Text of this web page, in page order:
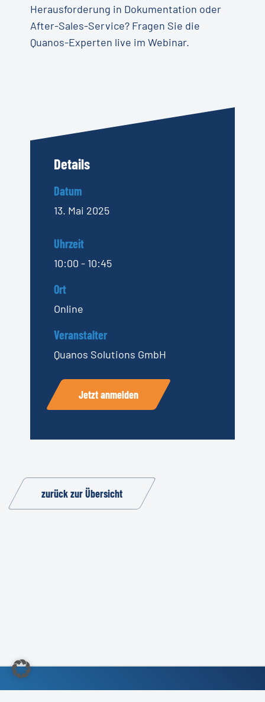
Herausforderung in Dokumentation oder
After-Sales-Service? Fragen Sie die
Quanos-Experten live im Webinar.
Details
Datum
13. Mai 2025
Uhrzeit
10:00 - 10:45
Ort
Online
Veranstalter
Quanos Solutions GmbH
Jetzt anmelden
zurück zur Übersicht
©2022 Kundendienst-Verband Deutschland e.V.